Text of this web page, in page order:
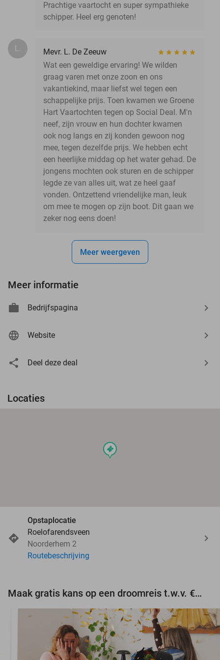
Prachtige vaartocht en super sympathieke
schipper. Heel erg genoten!
L.
Mevr. L. De Zeeuw
Wat een geweldige ervaring! We wilden
graag varen met onze zoon en ons
vakantiekind, maar liefst wel tegen een
schappelijke prijs. Toen kwamen we Groene
Hart Vaartochten tegen op Social Deal. M'n
neef, zijn vrouw en hun dochter kwamen
ook nog langs en zij konden gewoon nog
mee, tegen dezelfde prijs. We hebben echt
een heerlijke middag op het water gehad. De
jongens mochten ook sturen en de schipper
legde ze van alles uit, wat ze heel gaaf
vonden. Ontzettend vriendelijke man, leuk
om mee te mogen op zijn boot. Dit gaan we
zeker nog eens doen!
Meer weergeven
Meer informatie
Bedrijfspagina
Website
Deel deze deal
Locaties
events
Opstaplocatie
Roelofarendsveen
Noorderhem 2
Routebeschrijving
Maak gratis kans op een droomreis t.w.v. €3.000!